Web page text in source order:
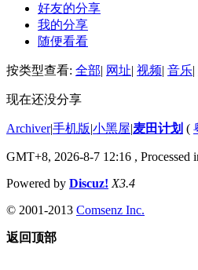
好友的分享
我的分享
随便看看
按类型查看: 全部| 网址| 视频| 音乐|
现在还没分享
Archiver|手机版|小黑屋|麦田计划 (
GMT+8, 2026-8-7 12:16 , Processed
Powered by Discuz! X3.4
© 2001-2013 Comsenz Inc.
返回顶部